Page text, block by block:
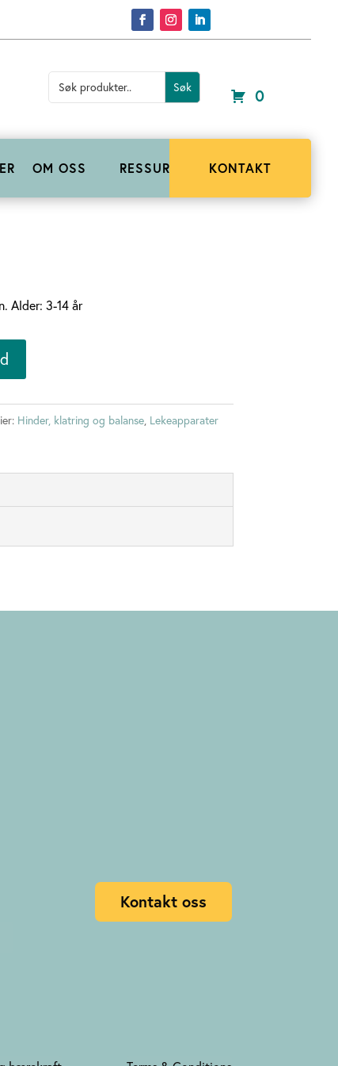
Search
for: 0
OM OSS RESSURSER KONTAKT
Alder: 3-14 år
Hinder, klatring og balanse, Lekeapparater
Kontakt oss